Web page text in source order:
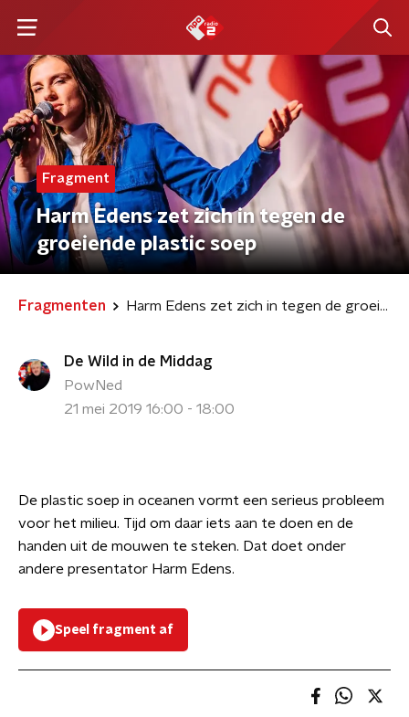
Fragment
Harm Edens zet zich in tegen de
groeiende plastic soep
Fragmenten Harm Edens zet zich in tegen de groeiende plastic soep
De Wild in de Middag
PowNed
21 mei 2019 16:00 - 18:00
De plastic soep in oceanen vormt een serieus probleem
voor het milieu. Tijd om daar iets aan te doen en de
handen uit de mouwen te steken. Dat doet onder
andere presentator Harm Edens.
Speel fragment af